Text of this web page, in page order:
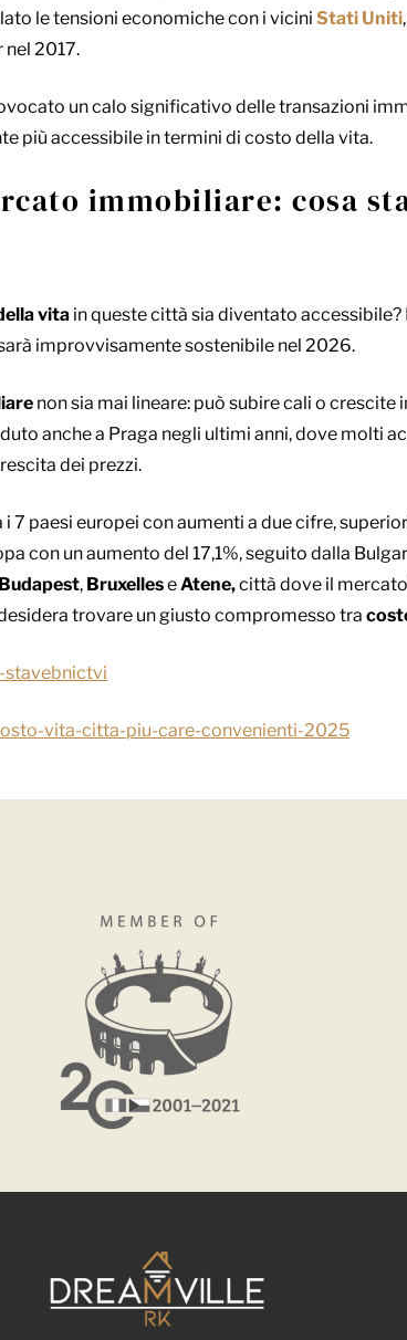
le tensioni economiche con i vicini Stati Uniti
2017.
un calo significativo delle transazioni
più accessibile in termini di costo della vita.
immobiliare: cosa
vita in queste città sia diventato
improvvisamente sostenibile nel 2026.
non sia mai lineare: può subire cali o crescite
anche a Praga negli ultimi anni, dove molti
dei prezzi.
7 paesi europei con aumenti a due cifre,
con un aumento del 17,1%, seguito dalla
Budapest, BruxelleseAtene,città dove il
trovare un giusto compromesso tra
stavebnictvi
vita-citta-piu-care-convenienti-2025